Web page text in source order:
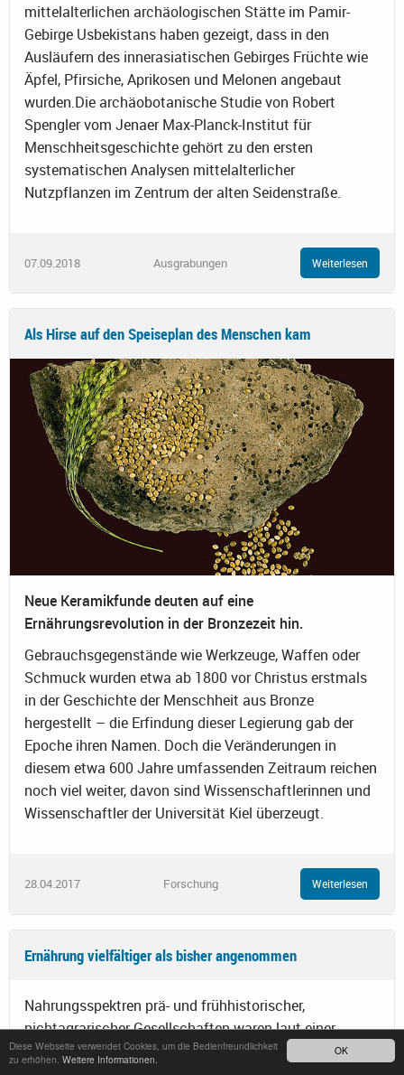
OK
Diese Webseite verwendet Cookies, um die Bedienfreundlichkeit
zu erhöhen. Weitere Informationen.
mittelalterlichen archäologischen Stätte im Pamir-
Gebirge Usbekistans haben gezeigt, dass in den
Ausläufern des innerasiatischen Gebirges Früchte wie
Äpfel, Pfirsiche, Aprikosen und Melonen angebaut
wurden.Die archäobotanische Studie von Robert
Spengler vom Jenaer Max-Planck-Institut für
Menschheitsgeschichte gehört zu den ersten
systematischen Analysen mittelalterlicher
Nutzpflanzen im Zentrum der alten Seidenstraße.
07.09.2018 Ausgrabungen Weiterlesen
Als Hirse auf den Speiseplan des Menschen kam
Neue Keramikfunde deuten auf eine
Ernährungsrevolution in der Bronzezeit hin.
Gebrauchsgegenstände wie Werkzeuge, Waffen oder
Schmuck wurden etwa ab 1800 vor Christus erstmals
in der Geschichte der Menschheit aus Bronze
hergestellt – die Erfindung dieser Legierung gab der
Epoche ihren Namen. Doch die Veränderungen in
diesem etwa 600 Jahre umfassenden Zeitraum reichen
noch viel weiter, davon sind Wissenschaftlerinnen und
Wissenschaftler der Universität Kiel überzeugt.
28.04.2017 Forschung Weiterlesen
Ernährung vielfältiger als bisher angenommen
Nahrungsspektren prä- und frühhistorischer,
nichtagrarischer Gesellschaften waren laut einer
Studie von Paläontologen und Archäologen vielfältiger